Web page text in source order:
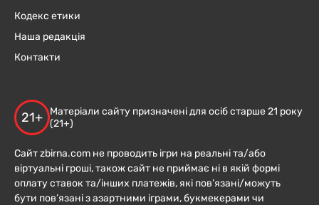
Кодекс етики
Наша редакція
Контакти
21+
Матеріали сайту призначені для осіб старше 21 року
(21+)
Сайт zbirna.com не проводить ігри на реальні та/або
віртуальні гроші, також сайт не приймає ні в якій формі
оплату ставок та/інших платежів, які пов’язані/можуть
бути пов’язані з азартними іграми, букмекерами чи